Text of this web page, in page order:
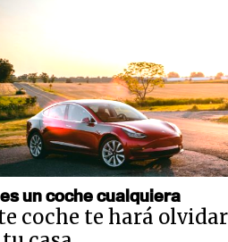
un coche cualquiera
coche te hará